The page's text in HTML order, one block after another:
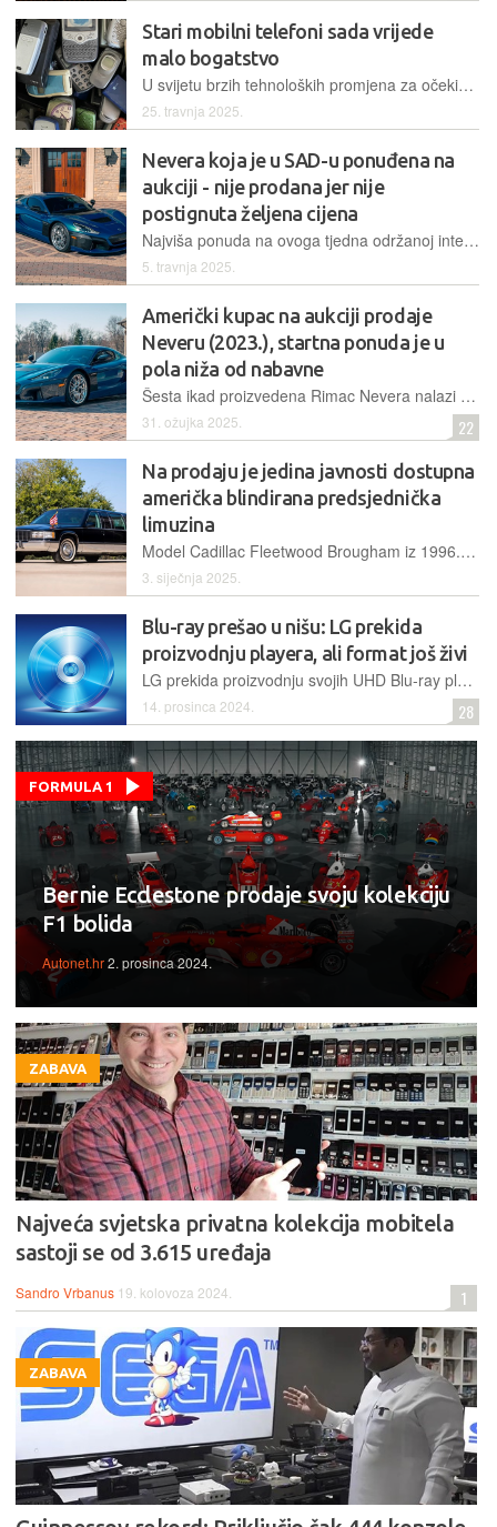
Stari mobilni telefoni sada vrijede
malo bogatstvo
U svijetu brzih tehnoloških promjena za očekivati je da su „jučerašnji“ gadgeti samo zastarjeli relikti, ali ima čudaka koji na stvari ne gledaju tako
25. travnja 2025.
Nevera koja je u SAD-u ponuđena na
aukciji - nije prodana jer nije
postignuta željena cijena
Najviša ponuda na ovoga tjedna održanoj internetskoj dražbi bila je 1,27 milijuna dolara, no time nije postignuta najniža očekivana cijena koju je prodavatelj bio postavio
5. travnja 2025.
Američki kupac na aukciji prodaje
Neveru (2023.), startna ponuda je u
pola niža od nabavne
Šesta ikad proizvedena Rimac Nevera nalazi se u SAD-u, u vlasništvu Triple F Collectiona. Isporučio ju je svojedobno Mate Rimac osobno, a ovi kolekcionari sada je žele prodati na aukciji, startna ponuda je po nižoj početnoj cijeni, tipično za aukcije
31. ožujka 2025. 22
Na prodaju je jedina javnosti dostupna
američka blindirana predsjednička
limuzina
Model Cadillac Fleetwood Brougham iz 1996. godine jedina je američka predsjednička limuzina ikad prodana u privatne ruke, a ovog mjeseca promijenit će vlasnika na ekskluzivnoj aukciji
3. siječnja 2025.
Blu-ray prešao u nišu: LG prekida
proizvodnju playera, ali format još živi
LG prekida proizvodnju svojih UHD Blu-ray playera, pokazujući da fizički mediji gube utrku sa streamingom, no format opstaje u niši zahvaljujući entuzijastima koji cijene njegovu superiornu kvalitetu i studijima koji i dalje izdaju nove filmove...
14. prosinca 2024. 28
FORMULA 1
Bernie Ecclestone prodaje svoju kolekciju
F1 bolida
Autonet.hr2. prosinca 2024.
ZABAVA
Najveća svjetska privatna kolekcija mobitela
sastoji se od 3.615 uređaja
Sandro Vrbanus 19. kolovoza 2024. 1
ZABAVA